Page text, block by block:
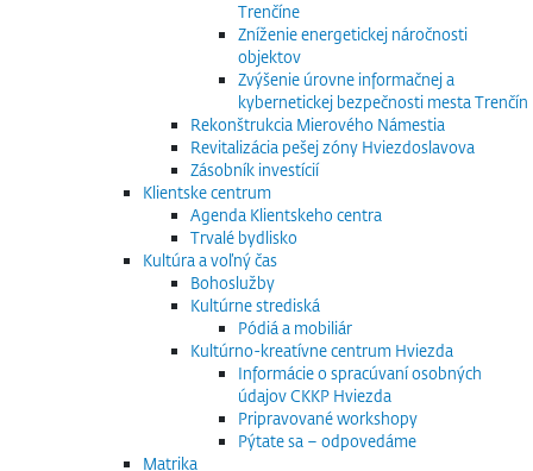
Trenčíne
Zníženie energetickej náročnosti
objektov
Zvýšenie úrovne informačnej a
kybernetickej bezpečnosti mesta Trenčín
Rekonštrukcia Mierového Námestia
Revitalizácia pešej zóny Hviezdoslavova
Zásobník investícií
Klientske centrum
Agenda Klientskeho centra
Trvalé bydlisko
Kultúra a voľný čas
Bohoslužby
Kultúrne strediská
Pódiá a mobiliár
Kultúrno-kreatívne centrum Hviezda
Informácie o spracúvaní osobných
údajov CKKP Hviezda
Pripravované workshopy
Pýtate sa – odpovedáme
Matrika